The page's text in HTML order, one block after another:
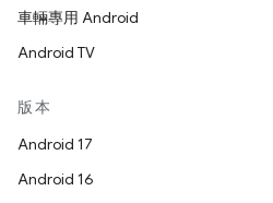
車輛專用 Android
Android TV
版本
Android 17
Android 16